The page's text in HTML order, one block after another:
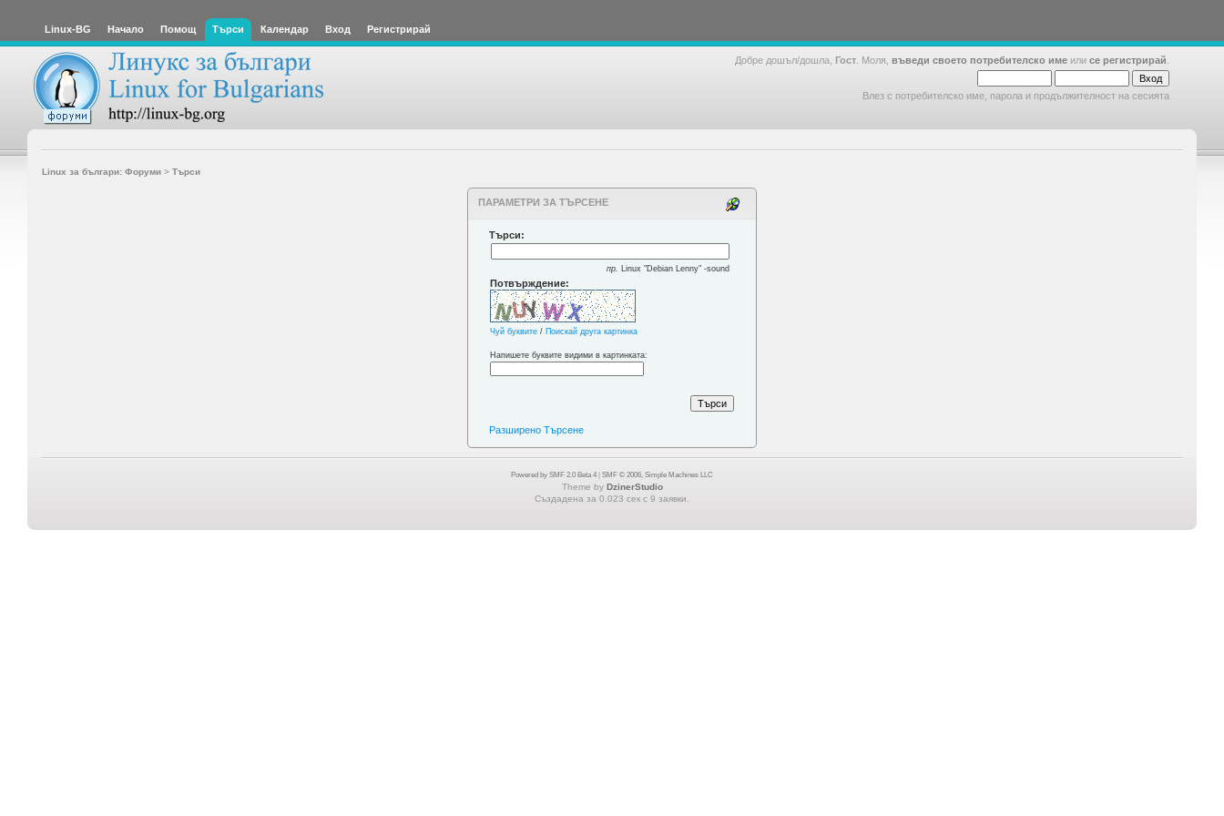
Linux-BG Начало Помощ Търси Календар Вход Регистрирай
Добре дошъл/дошла, Гост . Моля, въведи своето потребителско име или се регистрирай
Влез с потребителско име, парола и продължителност на сесията
Linux за българи: Форуми> Търси
ПАРАМЕТРИ ЗА ТЪРСЕНЕ
Търси:
пр. Linux "Debian Lenny" -sound
Потвърждение:
Чуй буквите / Поискай друга картинка
Напишете буквите видими в картинката:
Разширено Търсене
Powered by SMF 2.0 Beta 4 SMF © 2006, Simple Machines LLC
Theme by DzinerStudio
Създадена за 0.023 сек с 9 заявки.